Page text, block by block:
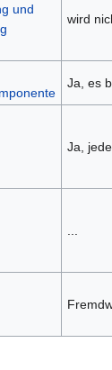
und
wird
Ja, es
Ja,